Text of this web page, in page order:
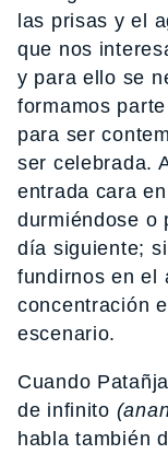
las prisas y el
que nos
y para ello se
formamos
para ser
ser celebrada.
entrada cara
durmiéndose o
día siguiente;
fundirnos en el
concentración
escenario.
Cuando
de infinito
habla también